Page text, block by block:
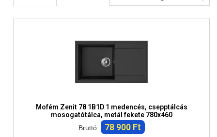
Mofém Zenit 78 1B1D 1 medencés, csepptálcás
mosogatótálca, metál fekete 780x460
Bruttó:
78 900 Ft